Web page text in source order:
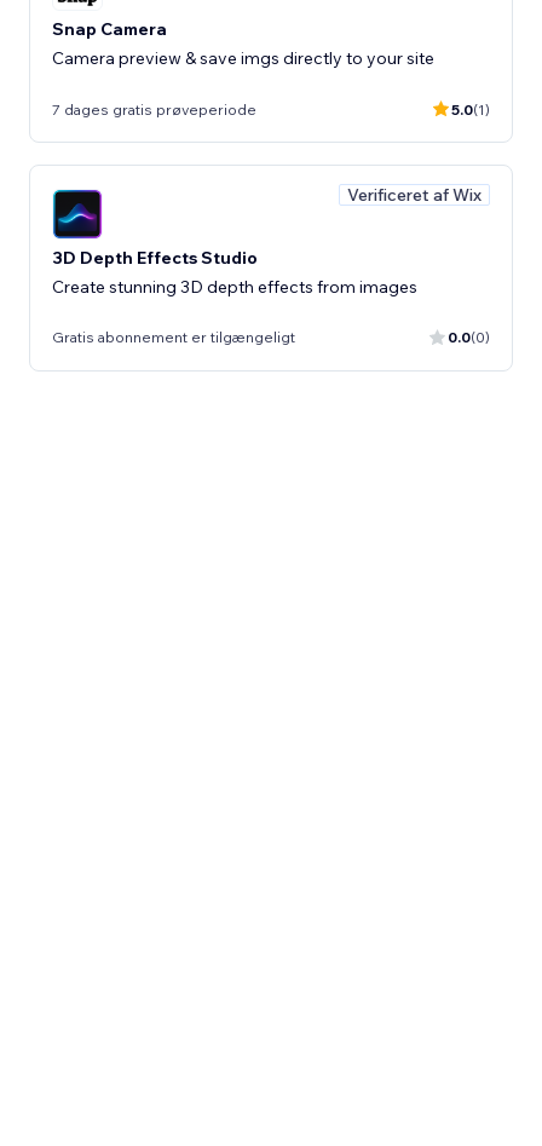
Snap Camera
Camera preview & save imgs directly to your site
7 dages gratis prøveperiode 5.0(1)
Verificeret af Wix
3D Depth Effects Studio
Create stunning 3D depth effects from images
Gratis abonnement er tilgængeligt 0.0(0)